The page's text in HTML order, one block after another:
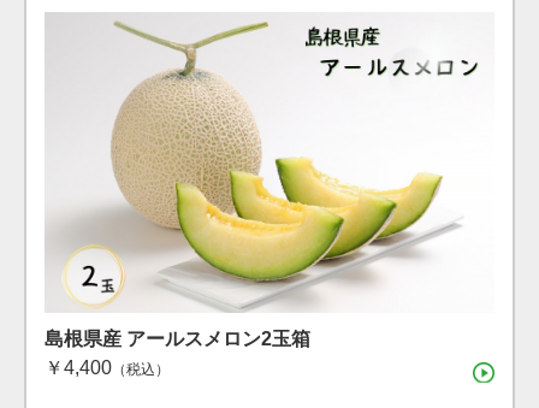
島根県産 シャインマスカット １房（600g）（7月下
旬〜8月上旬）
島根県産神紅（シンク）・シャインマスカットセッ
ト 各１房
島根県産 アールスメロン2玉箱
￥4,400 （税込）